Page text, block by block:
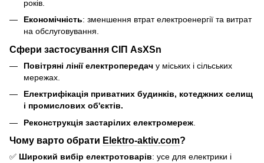
років.
Економічність: зменшення втрат електроенергії та витрат
на обслуговування.
Сфери застосування СІП AsXSn
Повітряні лінії електропередач у міських і сільських
мережах.
Електрифікація приватних будинків, котеджних селищ
і промислових об'єктів.
Реконструкція застарілих електромереж
Чому варто обрати Elektro-aktiv.com?
✅ Широкий вибір електротоварів: усе для електрики і